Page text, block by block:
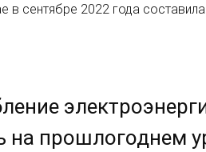
сентябре 2022 года составила
на прошлогоднем